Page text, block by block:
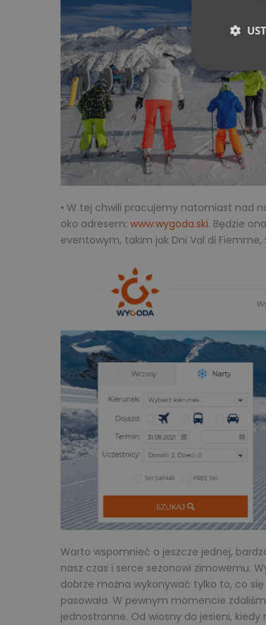
• W tej chwili pracujemy natomiast nad
oko adresem: www.wygoda.ski. Będzie
eventowym, takim jak Dni Val di
Warto wspomnieć o jeszcze jednej,
nasz czas i serce sezonowi zimowemu.
dobrze można wykonywać tylko to, co
pasowała. W pewnym momencie
jednostronne. Od wiosny do jesieni,